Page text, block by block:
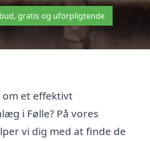
gratis og uforpligtende
et effektivt
i Følle? På vores
vi dig med at finde de